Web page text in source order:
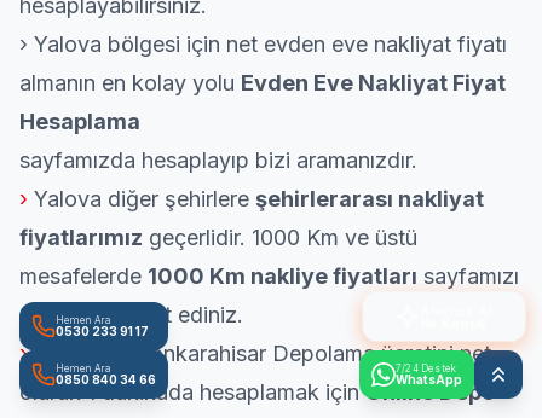
hesaplayabilirsiniz.
› Yalova bölgesi için net evden eve nakliyat fiyatı
almanın en kolay yolu Evden Eve Nakliyat Fiyat
Hesaplama
sayfamızda hesaplayıp bizi aramanızdır.
› Yalova diğer şehirlere şehirlerarası nakliyat
fiyatlarımız geçerlidir. 1000 Km ve üstü
mesafelerde 1000 Km nakliye fiyatları sayfamızı
mutlaka ziyaret ediniz.
›İstanbul Afyonkarahisar Depolama ücretini net
olarak 1 dakikada hesaplamak içinOnline Depo
7/24 Destek
WhatsApp
Hemen Ara
0530 233 91 17
Hemen Ara
0850 840 34 66